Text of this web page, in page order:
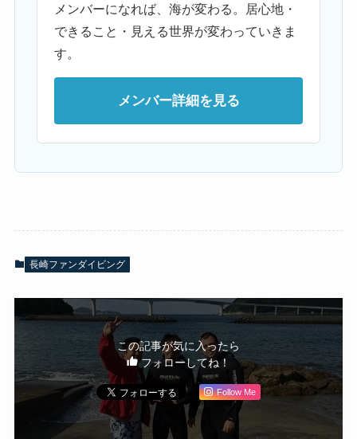
メンバーになれば、海が変わる。居心地・
できること・見える世界が変わっていきま
す。
メンバー詳細を見る
長崎ファンダイビング
この記事が気に入ったら
フォローしてね！
Follow Me